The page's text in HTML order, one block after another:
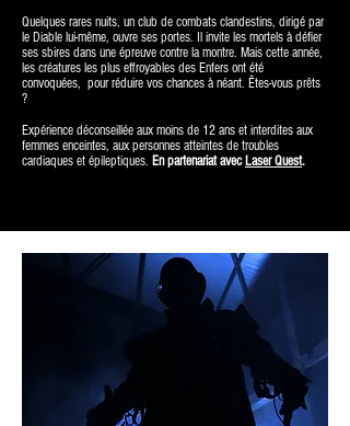
Quelques rares nuits, un club de combats clandestins, dirigé par
le Diable lui-même, ouvre ses portes. Il invite les mortels à défier
ses sbires dans une épreuve contre la montre. Mais cette année,
les créatures les plus effroyables des Enfers ont été
convoquées, pour réduire vos chances à néant. Êtes-vous prêts
?
Expérience déconseillée aux moins de 12 ans et interdites aux
femmes enceintes, aux personnes atteintes de troubles
cardiaques et épileptiques. En partenariat avec Laser Quest.